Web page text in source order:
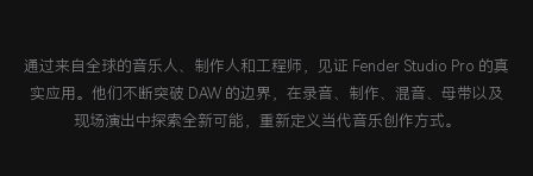
通过来自全球的音乐人、制作人和工程师，见证 Fender Studio Pro 的真
实应用。他们不断突破 DAW 的边界，在录音、制作、混音、母带以及
现场演出中探索全新可能，重新定义当代音乐创作方式。